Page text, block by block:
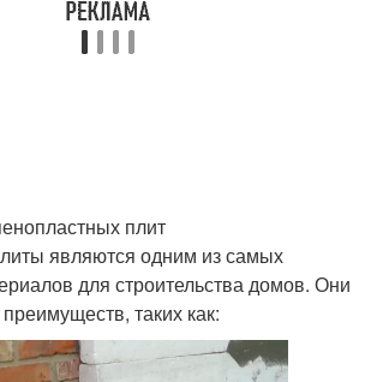
плит
являются одним из самых
для строительства домов. Они
таких как: